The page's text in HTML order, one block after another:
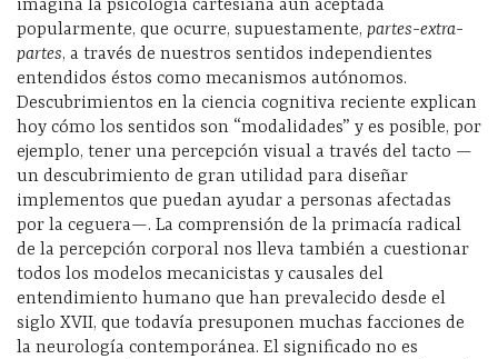
imagina la psicología cartesiana aún aceptada
popularmente, que ocurre, supuestamente, partes-extra-
partes, a través de nuestros sentidos independientes
entendidos éstos como mecanismos autónomos.
Descubrimientos en la ciencia cognitiva reciente explican
hoy cómo los sentidos son “modalidades” y es posible, por
ejemplo, tener una percepción visual a través del tacto —
un descubrimiento de gran utilidad para diseñar
implementos que puedan ayudar a personas afectadas
por la ceguera—. La comprensión de la primacía radical
de la percepción corporal nos lleva también a cuestionar
todos los modelos mecanicistas y causales del
entendimiento humano que han prevalecido desde el
siglo XVII, que todavía presuponen muchas facciones de
la neurología contemporánea. El significado no es